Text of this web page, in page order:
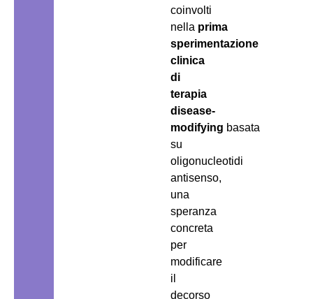
coinvolti
nella prima
sperimentazione
clinica
di
terapia
disease-
modifying basata
su
oligonucleotidi
antisenso,
una
speranza
concreta
per
modificare
il
decorso